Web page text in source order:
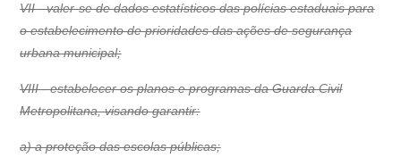
VII - valer-se de dados estatísticos das polícias estaduais para
o estabelecimento de prioridades das ações de segurança
urbana municipal;
VIII - estabelecer os planos e programas da Guarda Civil
Metropolitana, visando garantir:
a) a proteção das escolas públicas;